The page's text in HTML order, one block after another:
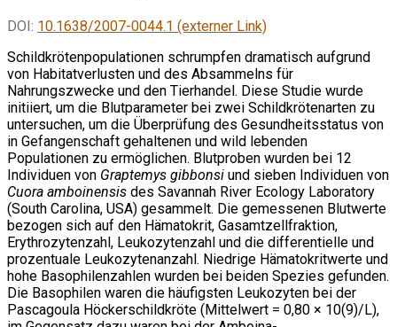
DOI: 10.1638/2007-0044.1 (externer Link)
Schildkrötenpopulationen schrumpfen dramatisch aufgrund
von Habitatverlusten und des Absammelns für
Nahrungszwecke und den Tierhandel. Diese Studie wurde
initiiert, um die Blutparameter bei zwei Schildkrötenarten zu
untersuchen, um die Überprüfung des Gesundheitsstatus von
in Gefangenschaft gehaltenen und wild lebenden
Populationen zu ermöglichen. Blutproben wurden bei 12
Individuen von Graptemys gibbonsi und sieben Individuen von
Cuora amboinensis des Savannah River Ecology Laboratory
(South Carolina, USA) gesammelt. Die gemessenen Blutwerte
bezogen sich auf den Hämatokrit, Gasamtzellfraktion,
Erythrozytenzahl, Leukozytenzahl und die differentielle und
prozentuale Leukozytenanzahl. Niedrige Hämatokritwerte und
hohe Basophilenzahlen wurden bei beiden Spezies gefunden.
Die Basophilen waren die häufigsten Leukozyten bei der
Pascagoula Höckerschildkröte (Mittelwert = 0,80 × 10(9)/L),